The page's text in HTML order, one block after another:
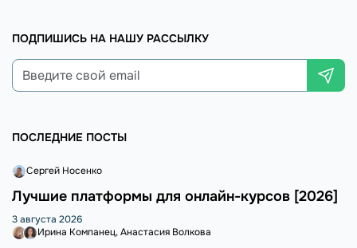
ПОДПИШИСЬ НА НАШУ РАССЫЛКУ
ПОСЛЕДНИЕ ПОСТЫ
Сергей Носенко
Лучшие платформы для онлайн-курсов [2026]
3 августа 2026
Ирина Компанец Анастасия Волкова